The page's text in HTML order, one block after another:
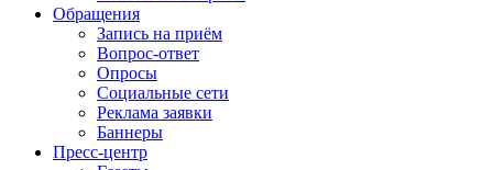
Обращения
Запись на приём
Вопрос-ответ
Опросы
Социальные сети
Реклама заявки
Баннеры
Пресс-центр